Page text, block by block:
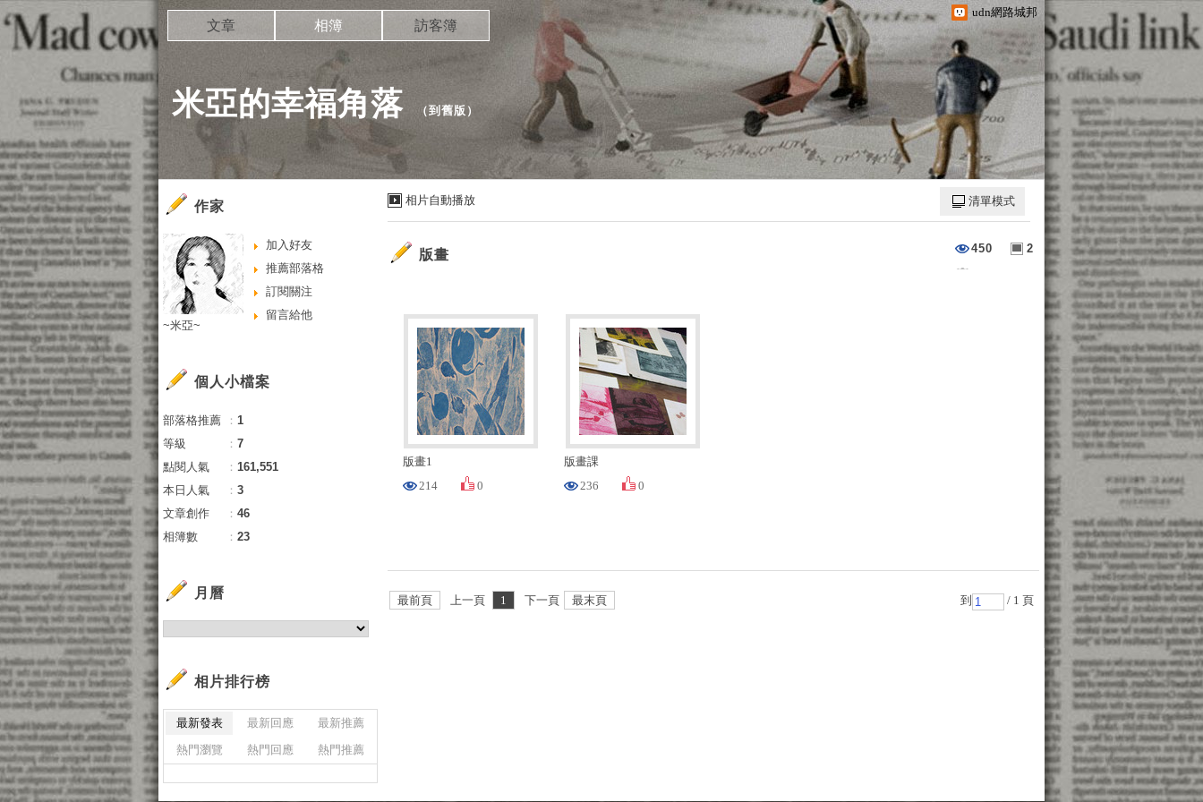
udn網路城邦
米亞的幸福角落 （到舊版 ）
文章 相簿 訪客簿
相片自動播放 清單模式
版畫 2
450
版畫1
214
0
版畫課
236
0
最前頁 上一頁 1 下一頁 最末頁 到 / 1 頁
作家
加入好友
推薦部落格
訂閱關注
留言給他
~米亞~
個人小檔案
部落格推薦 ： 1
等級
： 7
點閱人氣
： 161,551
本日人氣
： 3
文章創作
： 46
相簿數
： 23
月曆
相片排行榜
最新發表 最新回應
最新推薦
熱門瀏覽
熱門回應 熱門推薦